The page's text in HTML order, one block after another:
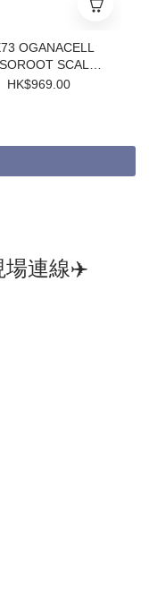
OGANACELL
SCALP
6ml*6EA 奧
HK$969.00
連線✈️